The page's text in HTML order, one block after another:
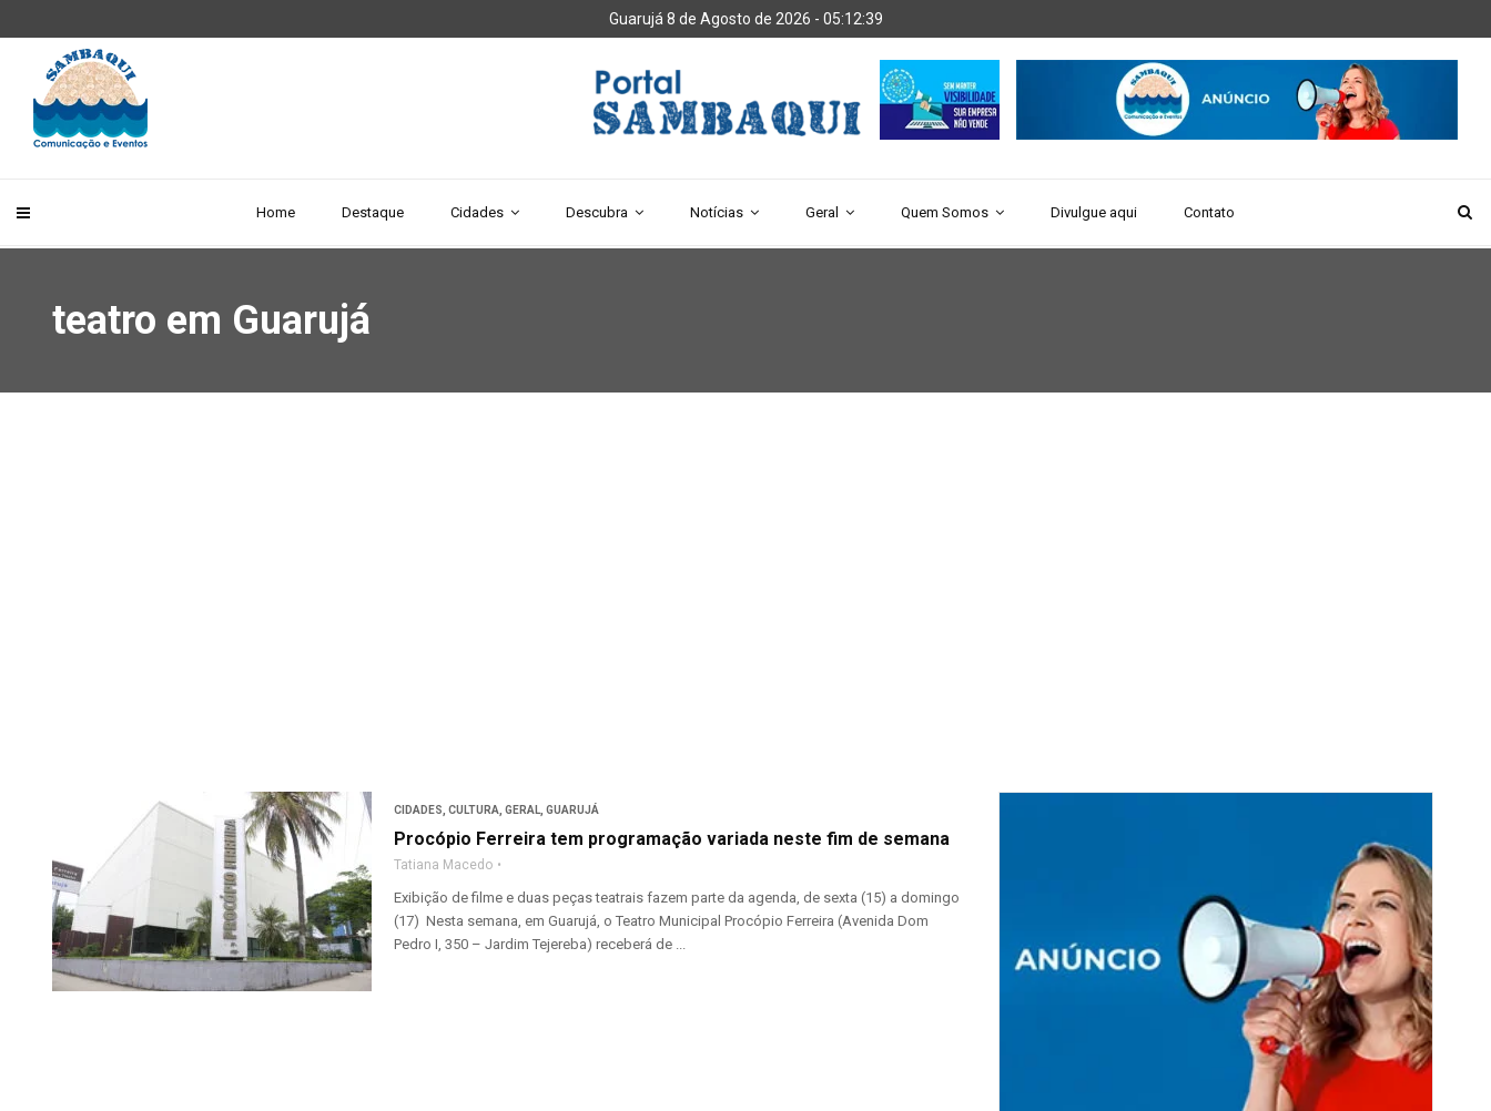
Guarujá 8 de Agosto de 2026 - 05:12:39
Home Destaque Cidades Descubra Notícias Geral Quem Somos Divulgue aqui Contato
teatro em Guarujá
CIDADES CULTURA GERAL GUARUJÁ
Procópio Ferreira tem programação variada neste fim de semana
Tatiana Macedo
Exibição de filme e duas peças teatrais fazem parte da agenda, de sexta (15) a domingo
(17) Nesta semana, em Guarujá, o Teatro Municipal Procópio Ferreira (Avenida Dom
Pedro I, 350 – Jardim Tejereba) receberá de ...